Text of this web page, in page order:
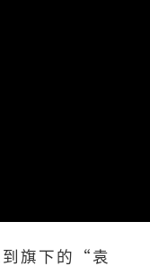
到旗下的“袁